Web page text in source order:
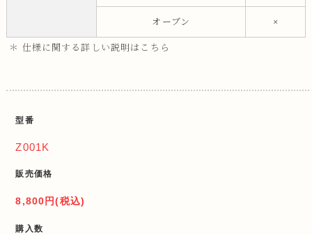
オーブン ×
＊ 仕様に関する詳しい説明はこちら
型番
Z001K
販売価格
8,800円(税込)
購入数